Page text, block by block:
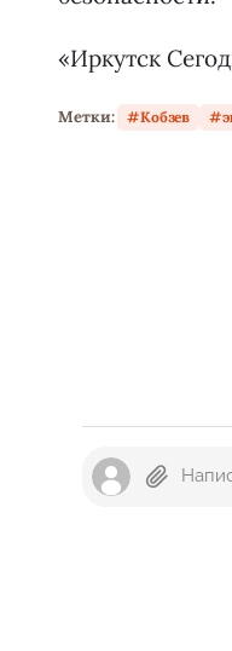
«Иркутск
Метки: Кобзев